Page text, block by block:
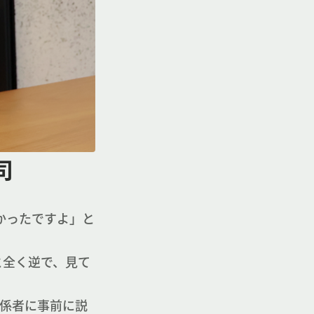
たですよ」と
く逆で、見て
者に事前に説